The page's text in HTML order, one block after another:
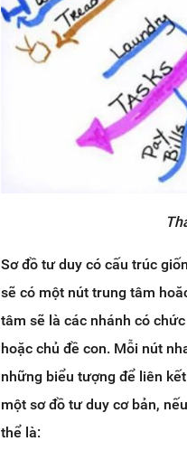
Sơ đồ tư duy có cấu trúc
sẽ có một nút trung tâm
tâm sẽ là các nhánh có
hoặc chủ đề con. Mỗi nút
những biểu tượng để liên
một sơ đồ tư duy cơ bản,
thể là: